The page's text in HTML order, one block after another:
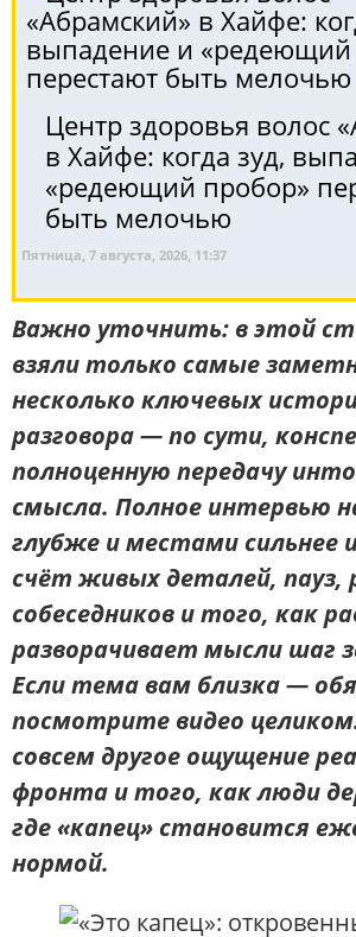
Центр здоровья волос
в Хайфе: когда зуд,
«редеющий пробор»
быть мелочью
Пятница, 7 августа, 2026, 11:37
Важно уточнить: в этой
взяли только самые
несколько ключевых
разговора — по сути,
полноценную передачу
смысла. Полное интервью
глубже и местами сильнее
счёт живых деталей, пауз,
собеседников и того, как
разворачивает мысли шаг
Если тема вам близка —
посмотрите видео
совсем другое ощущение
фронта и того, как люди
где «капец» становится
нормой.